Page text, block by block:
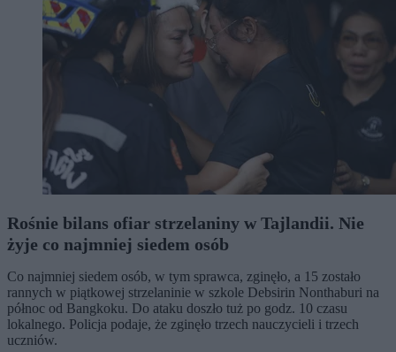
Rośnie bilans ofiar strzelaniny w Tajlandii. Nie
żyje co najmniej siedem osób
Co najmniej siedem osób, w tym sprawca, zginęło, a 15 zostało
rannych w piątkowej strzelaninie w szkole Debsirin Nonthaburi na
północ od Bangkoku. Do ataku doszło tuż po godz. 10 czasu
lokalnego. Policja podaje, że zginęło trzech nauczycieli i trzech
uczniów.